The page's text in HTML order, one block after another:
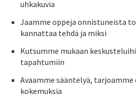
uhkakuvia
Jaamme oppeja onnistuneista
kannattaa tehdä ja miksi
Kutsumme mukaan
tapahtumiin
Avaamme sääntelyä, tarjoamme
kokemuksia